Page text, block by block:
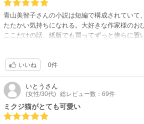
青山美智子さんの小説は短編で構成されていて
たたかい気持ちになれる。大好きな作家様のお
ここだけの話、紙版でも買ってずっと傍らに置
同じ出来事でも、見方を変えるだけで明るく生
いいね 0件
いとう さん
(女性/30代) 総レビュー数：69件
ミクジ猫がとても可愛い